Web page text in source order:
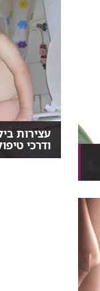
עצירות
ודרכי